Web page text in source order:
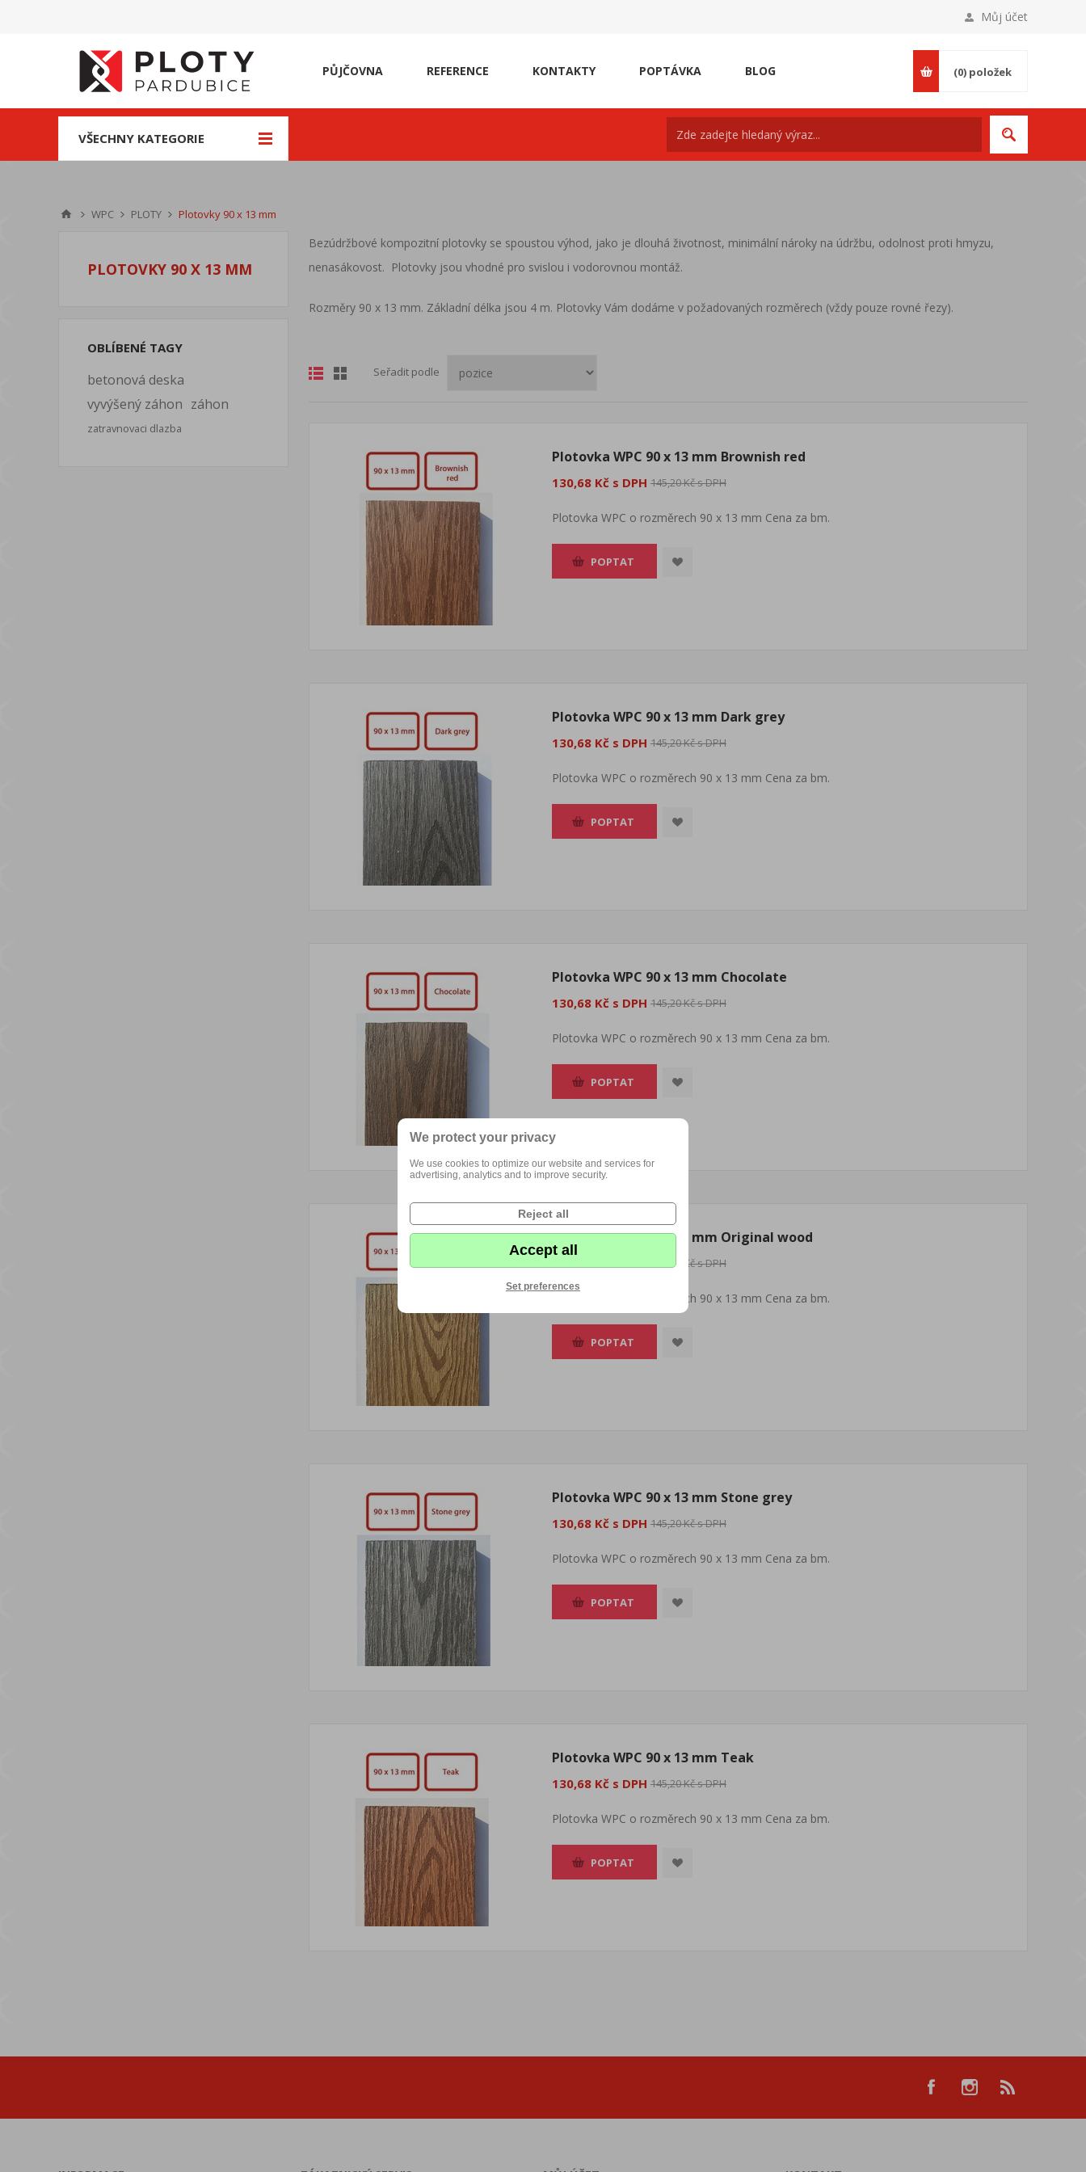
Můj účet
PŮJČOVNA REFERENCE KONTAKTY POPTÁVKA BLOG (0) položek
VŠECHNY KATEGORIE
WPC PLOTY Plotovky 90 x 13 mm
Bezúdržbové kompozitní plotovky se spoustou výhod, jako je dlouhá životnost, minimální nároky na údržbu, odolnost proti hmyzu,
nenasákovost. Plotovky jsou vhodné pro svislou i vodorovnou montáž.
Rozměry 90 x 13 mm. Základní délka jsou 4 m. Plotovky Vám dodáme v požadovaných rozměrech (vždy pouze rovné řezy).
Seřadit podle
Plotovka WPC 90 x 13 mm Brownish red
130,68 Kč s DPH 145,20 Kč s DPH
Plotovka WPC o rozměrech 90 x 13 mm Cena za bm.
POPTAT
Plotovka WPC 90 x 13 mm Dark grey
130,68 Kč s DPH 145,20 Kč s DPH
Plotovka WPC o rozměrech 90 x 13 mm Cena za bm.
POPTAT
Plotovka WPC 90 x 13 mm Chocolate
130,68 Kč s DPH 145,20 Kč s DPH
Plotovka WPC o rozměrech 90 x 13 mm Cena za bm.
POPTAT
Plotovka WPC 90 x 13 mm Original wood
130,68 Kč s DPH 145,20 Kč s DPH
Plotovka WPC o rozměrech 90 x 13 mm Cena za bm.
POPTAT
Plotovka WPC 90 x 13 mm Stone grey
130,68 Kč s DPH 145,20 Kč s DPH
Plotovka WPC o rozměrech 90 x 13 mm Cena za bm.
POPTAT
Plotovka WPC 90 x 13 mm Teak
130,68 Kč s DPH 145,20 Kč s DPH
Plotovka WPC o rozměrech 90 x 13 mm Cena za bm.
POPTAT
PLOTOVKY 90 X 13 MM
OBLÍBENÉ TAGY
betonová deska
vyvýšený záhon záhon
zatravnovaci dlazba
We protect your privacy
We use cookies to optimize our website and services for
advertising, analytics and to improve security.
Reject all
Accept all
Set preferences